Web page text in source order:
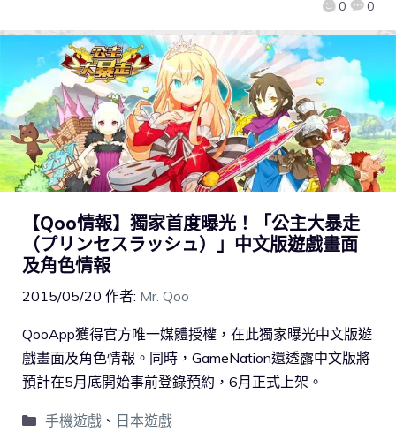
0 0
【Qoo情報】獨家首度曝光！「公主大暴走
（プリンセスラッシュ）」中文版遊戲畫面
及角色情報
2015/05/20 作者: Mr. Qoo
QooApp獲得官方唯一媒體授權，在此獨家曝光中文版遊
戲畫面及角色情報。同時，GameNation還透露中文版將
預計在5月底開始事前登錄預約，6月正式上架。
手機遊戲、 日本遊戲